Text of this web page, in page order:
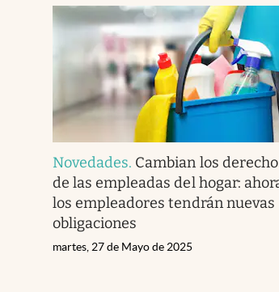
Novedades. Cambian los
de las empleadas del hogar:
los empleadores tendrán nuevas
obligaciones
martes, 27 de Mayo de 2025